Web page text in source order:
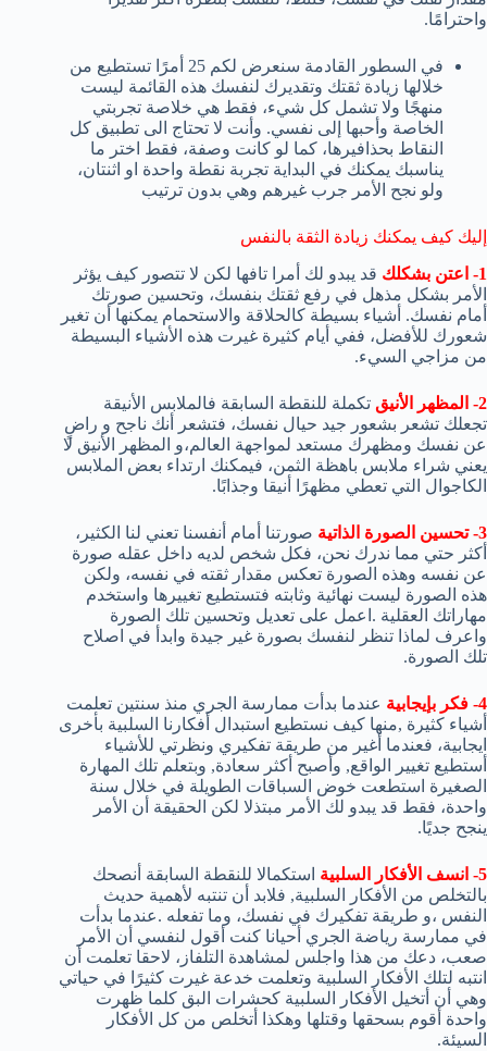
واحترامًا.
في السطور القادمة سنعرض لكم 25 أمرًا تستطيع من
خلالها زيادة ثقتك وتقديرك لنفسك هذه القائمة ليست
منهجًا ولا تشمل كل شيء، فقط هي خلاصة تجربتي
الخاصة وأحبها إلى نفسي. وأنت لا تحتاج الى تطبيق كل
النقاط بحذافيرها، كما لو كانت وصفة، فقط اختر ما
يناسبك يمكنك في البداية تجربة نقطة واحدة او اثنتان،
ولو نجح الأمر جرب غيرهم وهي بدون ترتيب
إليك كيف يمكنك زيادة الثقة بالنفس
1- اعتن بشكلك
قد يبدو لك أمرا تافها لكن لا تتصور كيف يؤثر
الأمر بشكل مذهل في رفع ثقتك بنفسك، وتحسين صورتك
أمام نفسك. أشياء بسيطة كالحلاقة والاستحمام يمكنها أن تغير
شعورك للأفضل، ففي أيام كثيرة غيرت هذه الأشياء البسيطة
من مزاجي السيء.
2- المظهر الأنيق
تكملة للنقطة السابقة فالملابس الأنيقة
تجعلك تشعر بشعور جيد حيال نفسك، فتشعر أنك ناجح و راضٍ
عن نفسك ومظهرك مستعد لمواجهة العالم،و المظهر الأنيق لا
يعني شراء ملابس باهظة الثمن، فيمكنك ارتداء بعض الملابس
الكاجوال التي تعطي مظهرًا أنيقا وجذابًا.
3- تحسين الصورة الذاتية
صورتنا أمام أنفسنا تعني لنا الكثير،
أكثر حتي مما ندرك نحن، فكل شخص لديه داخل عقله صورة
عن نفسه وهذه الصورة تعكس مقدار ثقته في نفسه، ولكن
هذه الصورة ليست نهائية وثابته فتستطيع تغييرها واستخدم
مهاراتك العقلية .اعمل على تعديل وتحسين تلك الصورة
واعرف لماذا تنظر لنفسك بصورة غير جيدة وابدأ في اصلاح
تلك الصورة.
4- فكر بإيجابية
عندما بدأت ممارسة الجري منذ سنتين تعلمت
أشياء كثيرة ,منها كيف نستطيع استبدال أفكارنا السلبية بأخرى
ايجابية، فعندما أغير من طريقة تفكيري ونظرتي للأشياء
أستطيع تغيير الواقع, وأصبح أكثر سعادة, وبتعلم تلك المهارة
الصغيرة استطعت خوض السباقات الطويلة في خلال سنة
واحدة، فقط قد يبدو لك الأمر مبتذلا لكن الحقيقة أن الأمر
ينجح جديًا.
5- انسف الأفكار السلبية
استكمالا للنقطة السابقة أنصحك
بالتخلص من الأفكار السلبية, فلابد أن تنتبه لأهمية حديث
النفس ،و طريقة تفكيرك في نفسك، وما تفعله .عندما بدأت
في ممارسة رياضة الجري أحيانا كنت أقول لنفسي أن الأمر
صعب، دعك من هذا واجلس لمشاهدة التلفاز، لاحقا تعلمت أن
انتبه لتلك الأفكار السلبية وتعلمت خدعة غيرت كثيرًا في حياتي
وهي أن أتخيل الأفكار السلبية كحشرات البق كلما ظهرت
واحدة أقوم بسحقها وقتلها وهكذا أتخلص من كل الأفكار
السيئة.